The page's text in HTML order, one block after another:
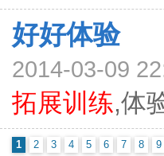
好好体验
2014-03-09
拓展训练,体
1 2 3 4 5 6 7 8 9